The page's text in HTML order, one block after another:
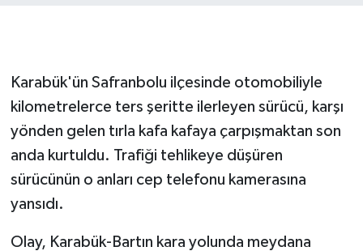
Karabük'ün Safranbolu ilçesinde otomobiliyle
kilometrelerce ters şeritte ilerleyen sürücü, karşı
yönden gelen tırla kafa kafaya çarpışmaktan son
anda kurtuldu. Trafiği tehlikeye düşüren
sürücünün o anları cep telefonu kamerasına
yansıdı.
Olay, Karabük-Bartın kara yolunda meydana
GÜNDEM
Güvenlik
HABERDE İNSAN